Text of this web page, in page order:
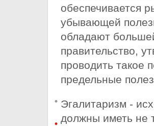
обеспечивается
убывающей
обладают
правительство,
проводить такое
предельные
Эгалитаризм -
должны иметь не